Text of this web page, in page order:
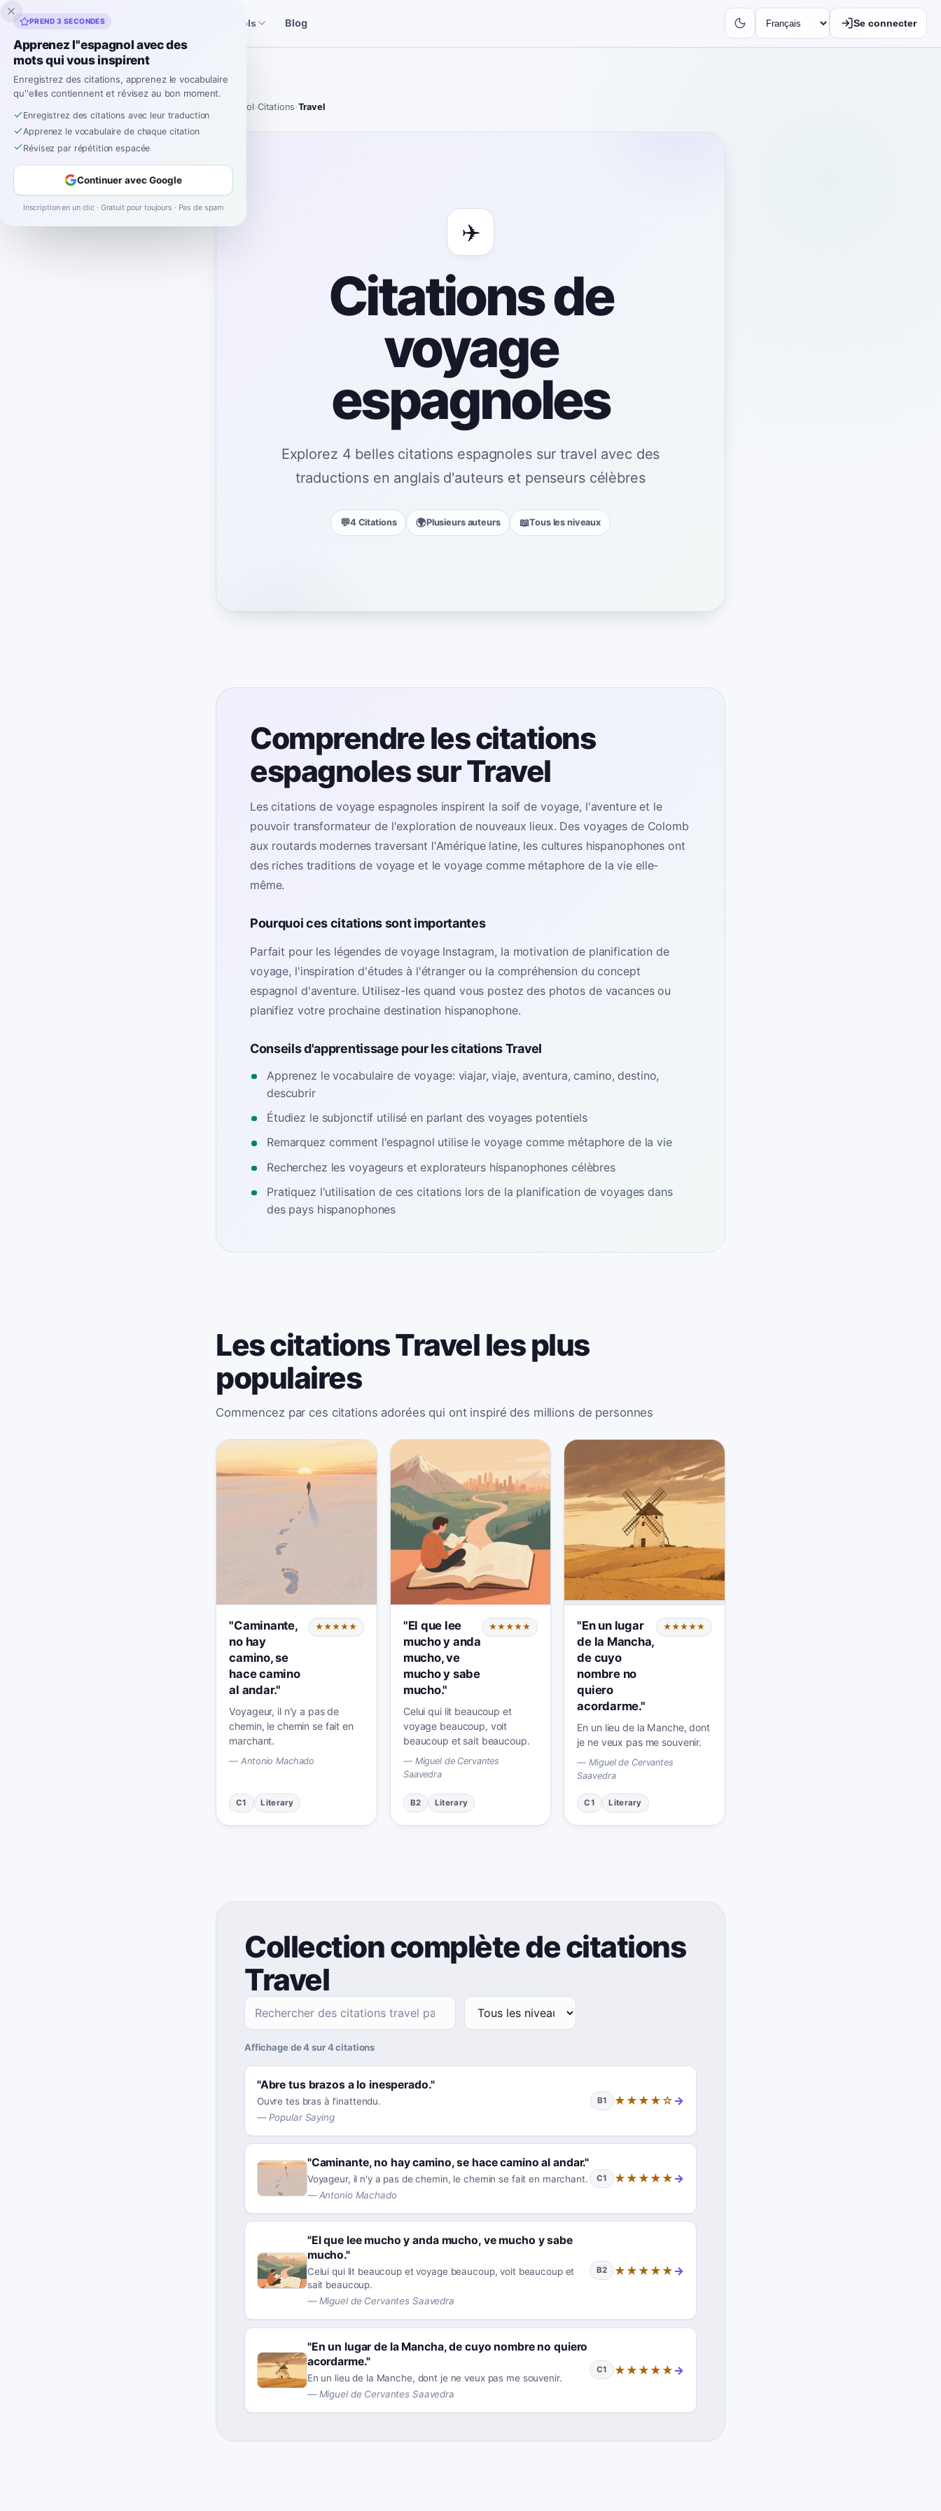
Inklingo Outils espagnols Blog Se connecter
Espagnol›Citations›Travel
✈️
Citations de
voyage
espagnoles
Explorez 4 belles citations espagnoles sur travel avec des
traductions en anglais d'auteurs et penseurs célèbres
💬4 Citations 🌍Plusieurs auteurs 📖Tous les niveaux
Comprendre les citations
espagnoles sur Travel
Les citations de voyage espagnoles inspirent la soif de voyage, l'aventure et le
pouvoir transformateur de l'exploration de nouveaux lieux. Des voyages de Colomb
aux routards modernes traversant l'Amérique latine, les cultures hispanophones ont
des riches traditions de voyage et le voyage comme métaphore de la vie elle-
même.
Pourquoi ces citations sont importantes
Parfait pour les légendes de voyage Instagram, la motivation de planification de
voyage, l'inspiration d'études à l'étranger ou la compréhension du concept
espagnol d'aventure. Utilisez-les quand vous postez des photos de vacances ou
planifiez votre prochaine destination hispanophone.
Conseils d'apprentissage pour les citations Travel
Apprenez le vocabulaire de voyage: viajar, viaje, aventura, camino, destino,
descubrir
Étudiez le subjonctif utilisé en parlant des voyages potentiels
Remarquez comment l'espagnol utilise le voyage comme métaphore de la vie
Recherchez les voyageurs et explorateurs hispanophones célèbres
Pratiquez l'utilisation de ces citations lors de la planification de voyages dans
des pays hispanophones
Les citations Travel les plus
populaires
Commencez par ces citations adorées qui ont inspiré des millions de personnes
"Caminante,
no hay
camino, se
hace camino
al andar."
★★★★★
Voyageur, il n'y a pas de
chemin, le chemin se fait en
marchant.
—Antonio Machado
C1 Literary
"El que lee
mucho y anda
mucho, ve
mucho y sabe
mucho."
★★★★★
Celui qui lit beaucoup et
voyage beaucoup, voit
beaucoup et sait beaucoup.
— Miguel de Cervantes
Saavedra
B2 Literary
"En un lugar
de la Mancha,
de cuyo
nombre no
quiero
acordarme."
★★★★★
En un lieu de la Manche, dont
je ne veux pas me souvenir.
—Miguel de Cervantes
Saavedra
C1 Literary
Collection complète de citations
Travel
Affichage de 4 sur 4 citations
"Abre tus brazos a lo inesperado."
Ouvre tes bras à l'inattendu.
—Popular Saying
B1 ★★★★☆ →
"Caminante, no hay camino, se hace camino al andar."
Voyageur, il n'y a pas de chemin, le chemin se fait en marchant.
—Antonio Machado
C1 ★★★★★ →
"El que lee mucho y anda mucho, ve mucho y sabe
mucho."
Celui qui lit beaucoup et voyage beaucoup, voit beaucoup et
sait beaucoup.
—Miguel de Cervantes Saavedra
B2 ★★★★★ →
"En un lugar de la Mancha, de cuyo nombre no quiero
acordarme."
En un lieu de la Manche, dont je ne veux pas me souvenir.
—Miguel de Cervantes Saavedra
C1 ★★★★★ →
PREND 3 SECONDES
Apprenez l''espagnol avec des
mots qui vous inspirent
Enregistrez des citations, apprenez le vocabulaire
qu''elles contiennent et révisez au bon moment.
Enregistrez des citations avec leur traduction
Apprenez le vocabulaire de chaque citation
Révisez par répétition espacée
Continuer avec Google
Inscription en un clic · Gratuit pour toujours · Pas de spam